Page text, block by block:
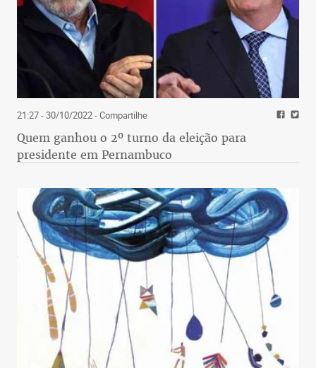
21:27 - 30/10/2022- Compartilhe
Quem ganhou o 2º turno da eleição para
presidente em Pernambuco